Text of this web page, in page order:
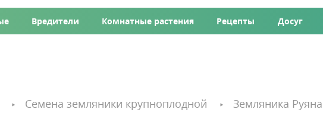
Вредители Комнатные растения Рецепты Досуг
Семена земляники крупноплодной Земляника